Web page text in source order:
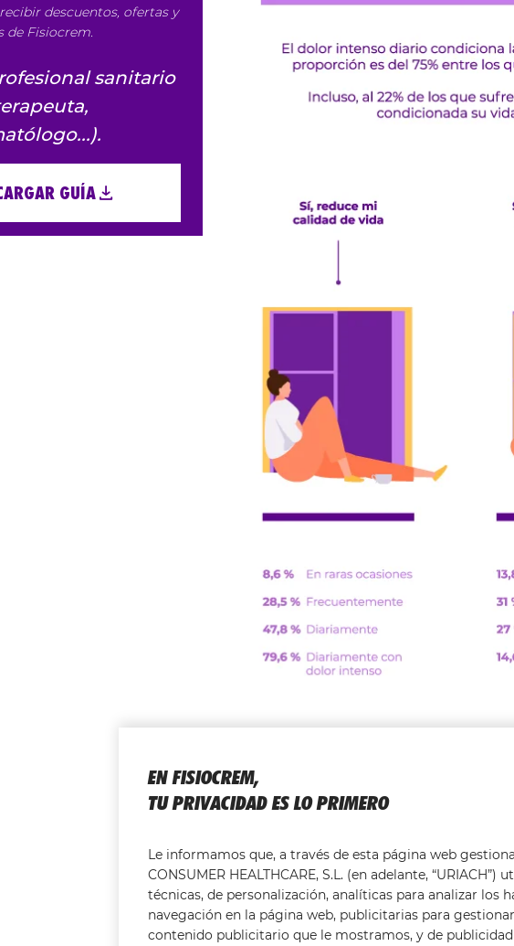
descuentos, ofertas y
de Fisiocrem.
sanitario
GUÍA
Los síntomas del dolor muscular son
pueden ser malas posturas, una
descanso no adecuado.
Es
Podemos clasificar los síntomas del
relacionadas con la actividad
CAUSAS RELACIONADAS CON
EN FISIOCREM,
TU PRIVACIDAD ES LO PRIMERO
Le informamos que, a través de esta página web
CONSUMER HEALTHCARE, S.L. (en adelante, “URIACH”)
técnicas, de personalización, analíticas para analizar los
navegación en la página web, publicitarias para
contenido publicitario que le mostramos, y de